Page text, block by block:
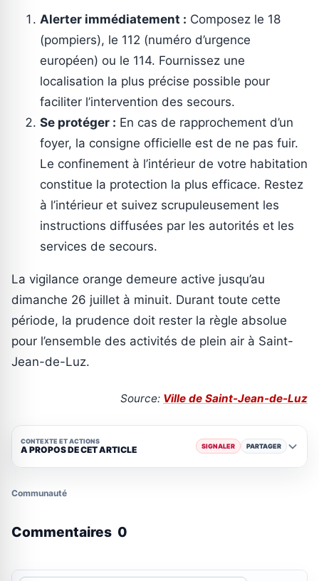
Alerter immédiatement : Composez le 18
(pompiers), le 112 (numéro d’urgence
européen) ou le 114. Fournissez une
localisation la plus précise possible pour
faciliter l’intervention des secours.
Se protéger : En cas de rapprochement d’un
foyer, la consigne officielle est de ne pas fuir.
Le confinement à l’intérieur de votre habitation
constitue la protection la plus efficace. Restez
à l’intérieur et suivez scrupuleusement les
instructions diffusées par les autorités et les
services de secours.
La vigilance orange demeure active jusqu’au
dimanche 26 juillet à minuit. Durant toute cette
période, la prudence doit rester la règle absolue
pour l’ensemble des activités de plein air à Saint-
Jean-de-Luz.
Source: Ville de Saint-Jean-de-Luz
CONTEXTE ET ACTIONS
A PROPOS DE CET ARTICLE SIGNALER PARTAGER
Communauté
Commentaires 0